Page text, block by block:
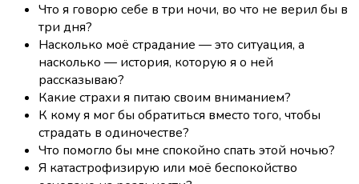
Что я говорю себе в три ночи, во что не верил бы в
три дня?
Насколько моё страдание — это ситуация, а
насколько — история, которую я о ней
рассказываю?
Какие страхи я питаю своим вниманием?
К кому я мог бы обратиться вместо того, чтобы
страдать в одиночестве?
Что помогло бы мне спокойно спать этой ночью?
Я катастрофизирую или моё беспокойство